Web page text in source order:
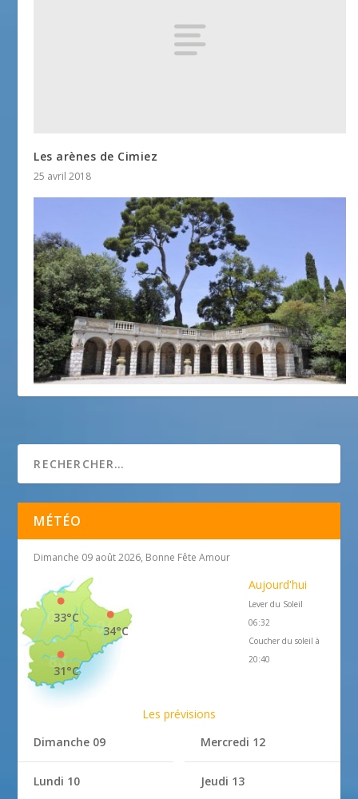
Les arènes de Cimiez
25 avril 2018
MÉTÉO
Dimanche 09 août 2026, Bonne Fête Amour
34°C
33°C
31°C
Aujourd'hui
Lever du Soleil
06:32
Coucher du soleil à
20:40
Les prévisions
Dimanche 09
Lundi 10
Mercredi 12
Jeudi 13